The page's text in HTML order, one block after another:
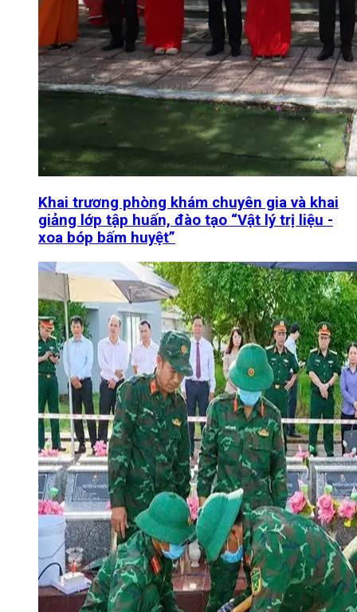
Khai trương phòng khám chuyên gia và khai
giảng lớp tập huấn, đào tạo “Vật lý trị liệu -
xoa bóp bấm huyệt”